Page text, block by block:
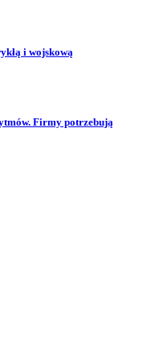
i wojskową
Firmy potrzebują